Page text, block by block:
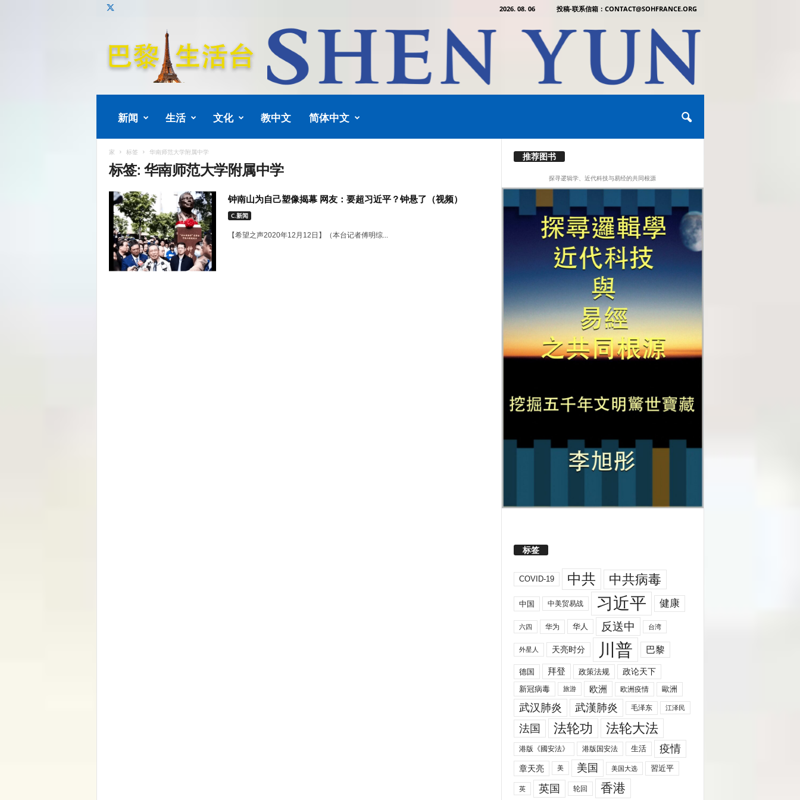
2026. 08. 06 投稿-联系信箱：CONTACT@SOHFRANCE.ORG
新闻 生活 文化 教中文 简体中文
家 标签 华南师范大学附属中学
标签: 华南师范大学附属中学
钟南山为自己塑像揭幕 网友：要超习近平？钟悬了（视频）
C.新闻
【希望之声2020年12月12日】（本台记者傅明综...
推荐图书
探寻逻辑学、近代科技与易经的共同根源
标签
COVID-19 中共 中共病毒
中国 中美贸易战 习近平 健康
六四 华为 华人 反送中 台湾
外星人 天亮时分 川普 巴黎
德国 拜登 政策法规
政论天下
新冠病毒
旅游 欧洲 欧洲疫情 歐洲
武汉肺炎 武漢肺炎 毛泽东 江泽民
法国 法轮功 法轮大法
港版《國安法》 港版国安法 生活 疫情
章天亮 美 美国 美国大选 習近平
英 英国 轮回 香港